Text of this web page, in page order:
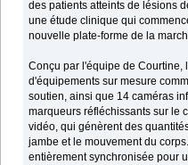
des patients atteints de lésions
une étude clinique qui
nouvelle plate-forme de la
Conçu par l'équipe de Courtine,
d'équipements sur mesure
soutien, ainsi que 14 caméras
marqueurs réfléchissants sur le
vidéo, qui génèrent des
jambe et le mouvement du
entièrement synchronisée pour